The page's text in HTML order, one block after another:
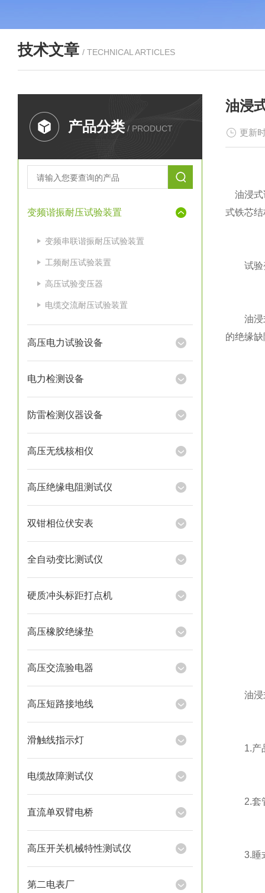
技术文章 / TECHNICAL ARTICLES
产品分类 / PRODUCT
变频谐振耐压试验装置
变频串联谐振耐压试验装置
工频耐压试验装置
高压试验变压器
电缆交流耐压试验装置
高压电力试验设备
电力检测设备
防雷检测仪器设备
高压无线核相仪
高压绝缘电阻测试仪
双钳相位伏安表
全自动变比测试仪
硬质冲头标距打点机
高压橡胶绝缘垫
高压交流验电器
高压短路接地线
滑触线指示灯
电缆故障测试仪
直流单双臂电桥
高压开关机械特性测试仪
第二电表厂
油浸
更新
油浸式
式铁芯
试验变
油浸式
的绝缘
油浸式
1.产品
2.套管
3.睡式